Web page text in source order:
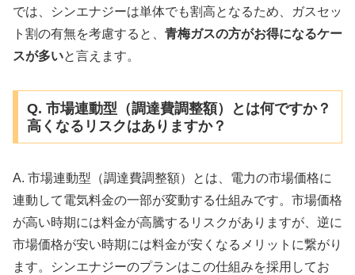
では、シンエナジーは単体でも割高となるため、ガスセッ
ト割の有無を考慮すると、 青梅ガスの方がお得になるケー
スが多いと言えます。
Q. 市場連動型（調達費調整額）とは何ですか？
高くなるリスクはありますか？
A. 市場連動型（調達費調整額）とは、電力の市場価格に
連動して電気料金の一部が変動する仕組みです。市場価格
が高い時期には料金が高騰するリスクがありますが、逆に
市場価格が安い時期には料金が安くなるメリットに繋がり
ます。シンエナジーのプランはこの仕組みを採用してお